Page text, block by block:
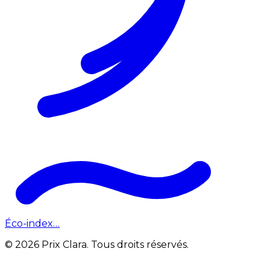
Éco-index…
© 2026 Prix Clara. Tous droits réservés.